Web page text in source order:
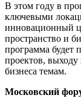
В этом году в
ключевыми
инновационный
пространство и
программа будет
проектов,
бизнеса темам.
Московский